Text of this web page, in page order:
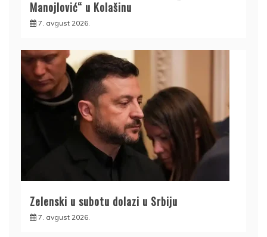
Manojlović“ u Kolašinu
7. avgust 2026.
Zelenski u subotu dolazi u Srbiju
7. avgust 2026.